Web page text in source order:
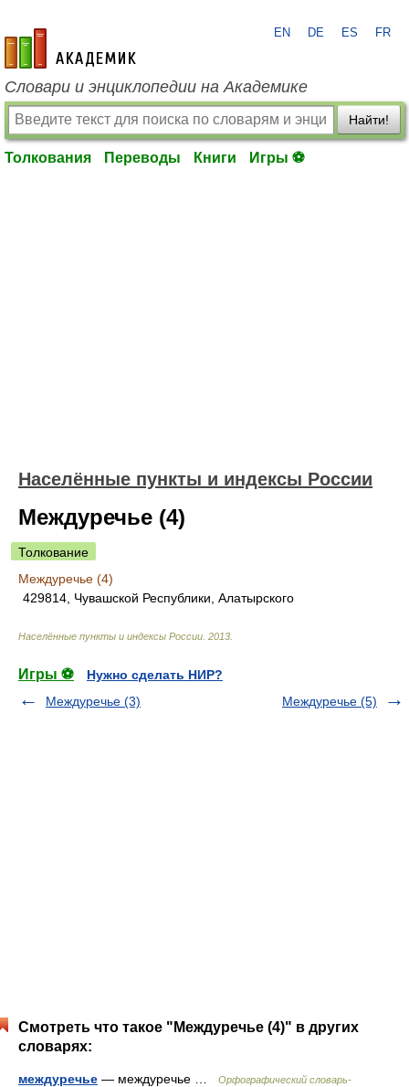
academic.ru
EN DE ES FR
Словари и энциклопедии на Академике
Найти!
Толкования Переводы Книги Игры ⚽
Населённые пункты и индексы России
Междуречье (4)
Толкование
Междуречье (4)
429814, Чувашской Республики, Алатырского
Населённые пункты и индексы России 2013
Игры ⚽
Нужно сделать НИР?
Междуречье (3)
Междуречье (5)
Смотреть что такое "Междуречье (4)" в других
словарях:
междуречье — междуречье …
Орфографический словарь-